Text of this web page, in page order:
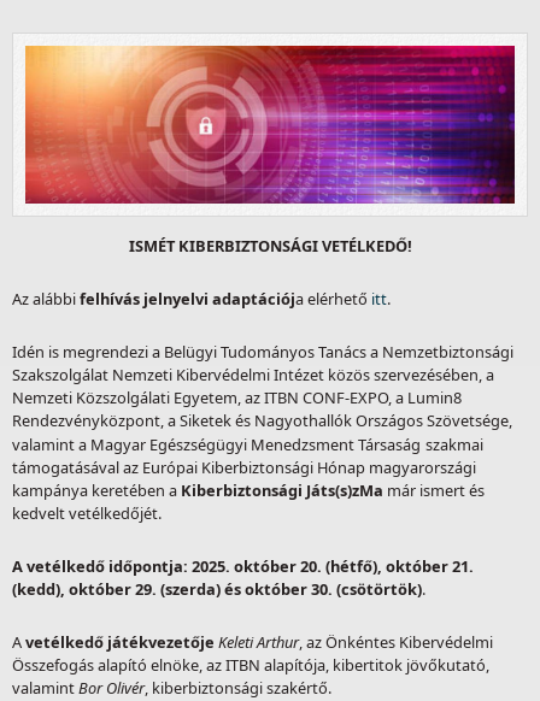
ISMÉT KIBERBIZTONSÁGI VETÉLKEDŐ!
Az alábbifelhívás jelnyelvi adaptációja elérhető itt.
Idén is megrendezi a Belügyi Tudományos Tanács a Nemzetbiztonsági
Szakszolgálat Nemzeti Kibervédelmi Intézet közös szervezésében, a
Nemzeti Közszolgálati Egyetem, az ITBN CONF-EXPO, a Lumin8
Rendezvényközpont, a Siketek és Nagyothallók Országos Szövetsége,
valamint a Magyar Egészségügyi Menedzsment Társaság szakmai
támogatásával az Európai Kiberbiztonsági Hónap magyarországi
kampánya keretében a Kiberbiztonsági Játs(s)zMa már ismert és
kedvelt vetélkedőjét.
A vetélkedő időpontja: 2025. október 20. (hétfő), október 21.
(kedd), október 29. (szerda) és október 30. (csötörtök).
Avetélkedő játékvezetője Keleti Arthur, az Önkéntes Kibervédelmi
Összefogás alapító elnöke, az ITBN alapítója, kibertitok jövőkutató,
valamintBor Olivér, kiberbiztonsági szakértő.